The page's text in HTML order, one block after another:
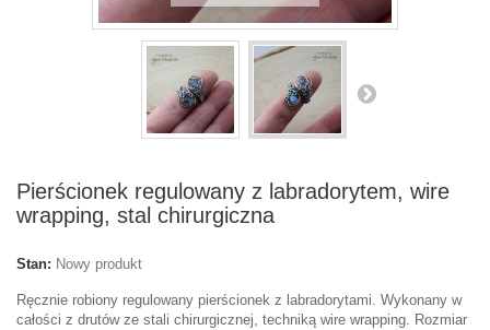
Pierścionek regulowany z labradorytem, wire
wrapping, stal chirurgiczna
Stan: Nowy produkt
Ręcznie robiony regulowany pierścionek z labradorytami. Wykonany w
całości z drutów ze stali chirurgicznej, techniką wire wrapping. Rozmiar